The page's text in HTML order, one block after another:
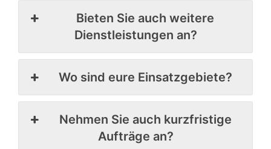
Bieten Sie auch weitere
Dienstleistungen an?
Wo sind eure Einsatzgebiete?
Nehmen Sie auch kurzfristige
Aufträge an?